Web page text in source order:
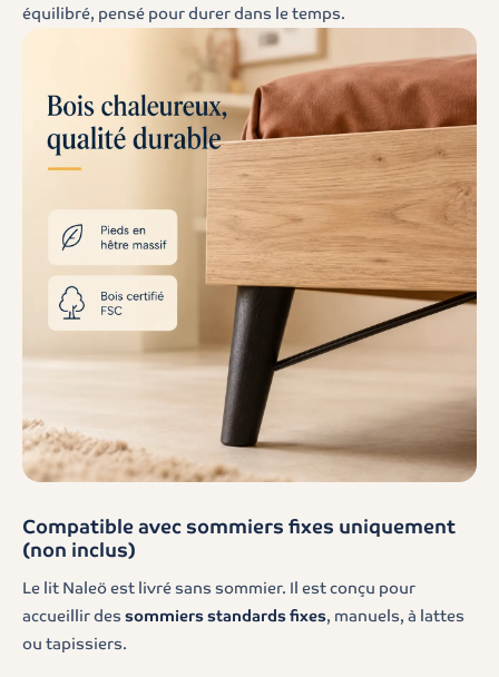
équilibré, pensé pour durer dans le temps.
Compatible avec sommiers fixes uniquement
(non inclus)
Le lit Naleö est livré sans sommier. Il est conçu pour
accueillir des sommiers standards fixes, manuels, à lattes
ou tapissiers.